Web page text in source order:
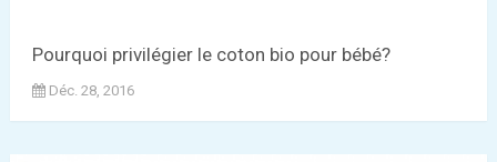
Pourquoi privilégier le coton bio pour bébé?
Déc. 28, 2016